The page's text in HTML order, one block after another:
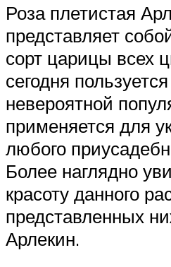
Роза плетистая
представляет
сорт царицы всех
сегодня
невероятной
применяется для
любого
Более наглядно
красоту данного
представленных
Арлекин.